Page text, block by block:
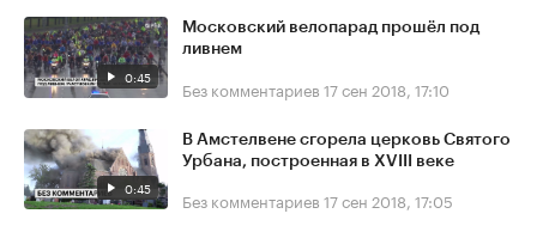
0:45
Московский велопарад прошёл под
ливнем
Без комментариев 17 сен 2018, 17:10
0:45
В Амстелвене сгорела церковь Святого
Урбана, построенная в XVIII веке
Без комментариев 17 сен 2018, 17:05